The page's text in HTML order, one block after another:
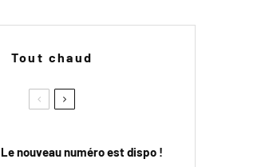
Tout chaud
Le nouveau numéro est dispo !